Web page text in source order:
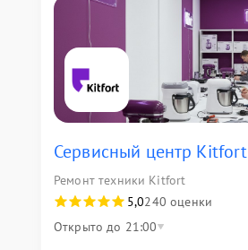
Сервисный центр Kitfort
Ремонт техники Kitfort
5,0240 оценки
Открыто до 21:00